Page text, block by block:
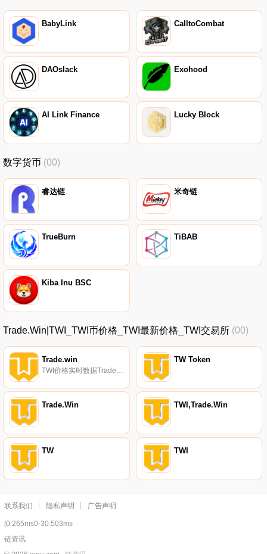
BabyLink CalltoCombat
DAOslack Exohood
AI Link Finance Lucky Block
数字货币 (00)
睿达链 米奇链
TrueBurn TiBAB
Kiba Inu BSC
Trade.Win|TWI_TWI币价格_TWI最新价格_TWI交易所 (00)
Trade.win TW Token
Trade.Win TWI,Trade.Win
TW TWI
联系我们 隐私声明 广告声明
[0:265ms0-30:503ms
链资讯